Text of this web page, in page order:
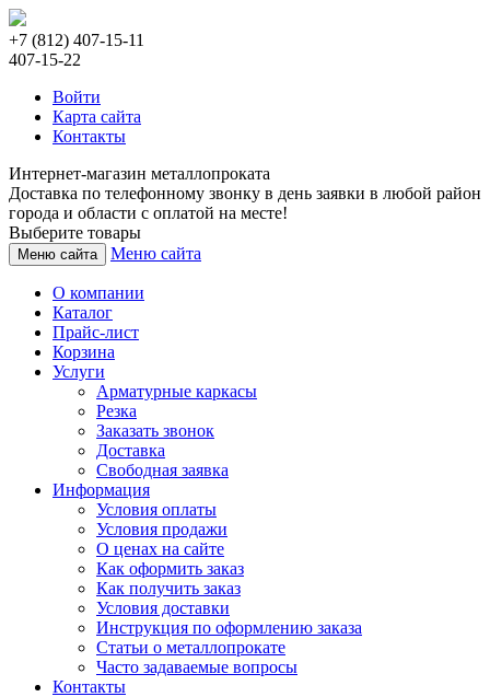
+7 (812) 407-15-11
407-15-22
Войти
Карта сайта
Контакты
Интернет-магазин металлопроката
Доставка по телефонному звонку в день заявки в любой район
города и области с оплатой на месте!
Выберите товары
Меню сайта Меню сайта
О компании
Каталог
Прайс-лист
Корзина
Услуги
Арматурные каркасы
Резка
Заказать звонок
Доставка
Свободная заявка
Информация
Условия оплаты
Условия продажи
О ценах на сайте
Как оформить заказ
Как получить заказ
Условия доставки
Инструкция по оформлению заказа
Статьи о металлопрокате
Часто задаваемые вопросы
Контакты